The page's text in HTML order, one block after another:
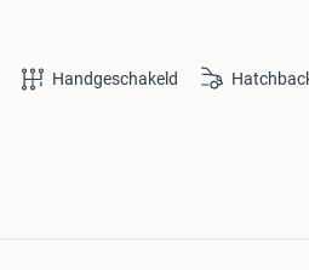
Handgeschakeld